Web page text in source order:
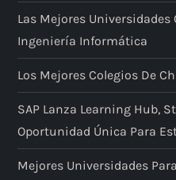
Las Mejores
Ingeniería Informática
Los Mejores Colegios De
SAP Lanza Learning Hub,
Oportunidad Única Para
Mejores Universidades